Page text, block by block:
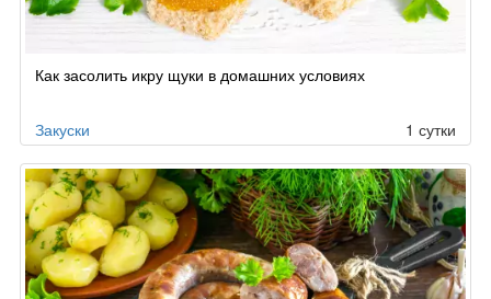
Как засолить икру щуки в домашних условиях
Закуски 1 сутки